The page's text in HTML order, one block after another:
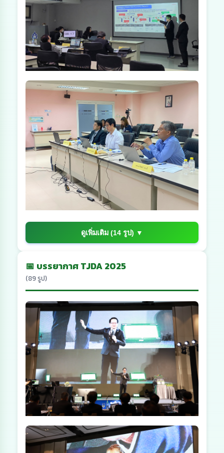
ดูเพิ่มเติม (14 รูป) ▼
📅 บรรยากาศ TJDA 2025
(89 รูป)